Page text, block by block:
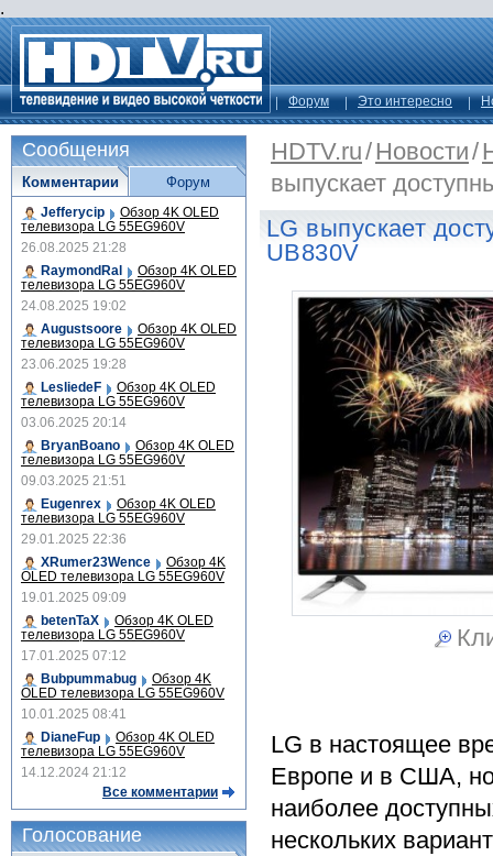
.
Форум Это интересно
HDTV.ru/Новости/
выпускает
LG выпускает
UB830V
LG в настоящее
Европе и в США, но
наиболее
нескольких
Сообщения
Комментарии
Jefferycip Обзор 4K OLED
телевизора LG 55EG960V
26.08.2025 21:28
RaymondRal
Обзор 4K OLED
телевизора LG 55EG960V
24.08.2025 19:02
Augustsoore
Обзор 4K OLED
телевизора LG 55EG960V
23.06.2025 19:28
LesliedeF
Обзор 4K OLED
телевизора LG 55EG960V
03.06.2025 20:14
BryanBoano
Обзор 4K OLED
телевизора LG 55EG960V
09.03.2025 21:51
Eugenrex
Обзор 4K OLED
телевизора LG 55EG960V
29.01.2025 22:36
XRumer23Wence
Обзор 4K
OLED телевизора LG 55EG960V
19.01.2025 09:09
betenTaX
Обзор 4K OLED
телевизора LG 55EG960V
17.01.2025 07:12
Bubpummabug
Обзор 4K
OLED телевизора LG 55EG960V
10.01.2025 08:41
DianeFup
Обзор 4K OLED
телевизора LG 55EG960V
14.12.2024 21:12
Все комментарии
Форум
Голосование